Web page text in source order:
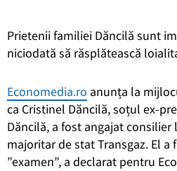
Prietenii familiei Dăncilă sunt
niciodată să răsplătească
Economedia.ro anunța la
ca Cristinel Dăncilă, soțul ex-
Dăncilă, a fost angajat
majoritar de stat Transgaz. El
”examen”, a declarat pentru